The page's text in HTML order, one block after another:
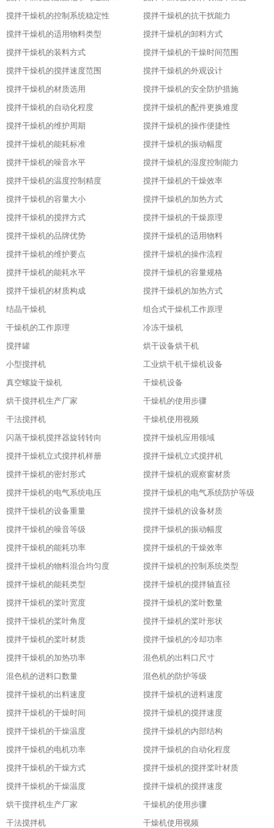
搅拌干燥机的控制系统稳定性
搅拌干燥机的抗干扰能力
搅拌干燥机的适用物料类型
搅拌干燥机的卸料方式
搅拌干燥机的装料方式
搅拌干燥机的干燥时间范围
搅拌干燥机的搅拌速度范围
搅拌干燥机的外观设计
搅拌干燥机的材质选用
搅拌干燥机的安全防护措施
搅拌干燥机的自动化程度
搅拌干燥机的配件更换难度
搅拌干燥机的维护周期
搅拌干燥机的操作便捷性
搅拌干燥机的能耗标准
搅拌干燥机的振动幅度
搅拌干燥机的噪音水平
搅拌干燥机的湿度控制能力
搅拌干燥机的温度控制精度
搅拌干燥机的干燥效率
搅拌干燥机的容量大小
搅拌干燥机的加热方式
搅拌干燥机的搅拌方式
搅拌干燥机的干燥原理
搅拌干燥机的品牌优势
搅拌干燥机的适用物料
搅拌干燥机的维护要点
搅拌干燥机的操作流程
搅拌干燥机的能耗水平
搅拌干燥机的容量规格
搅拌干燥机的材质构成
搅拌干燥机的加热方式
结晶干燥机
组合式干燥机工作原理
干燥机的工作原理
冷冻干燥机
搅拌罐
烘干设备烘干机
小型搅拌机
工业烘干机干燥机设备
真空螺旋干燥机
干燥机设备
烘干搅拌机生产厂家
干燥机的使用步骤
干法搅拌机
干燥机使用视频
闪蒸干燥机搅拌器旋转转向
搅拌干燥机应用领域
搅拌干燥机立式搅拌机样册
搅拌干燥机立式搅拌机
搅拌干燥机的密封形式
搅拌干燥机的观察窗材质
搅拌干燥机的电气系统电压
搅拌干燥机的电气系统防护等级
搅拌干燥机的设备重量
搅拌干燥机的设备材质
搅拌干燥机的噪音等级
搅拌干燥机的振动幅度
搅拌干燥机的能耗功率
搅拌干燥机的干燥效率
搅拌干燥机的物料混合均匀度
搅拌干燥机的控制系统类型
搅拌干燥机的能耗类型
搅拌干燥机的搅拌轴直径
搅拌干燥机的桨叶宽度
搅拌干燥机的桨叶数量
搅拌干燥机的桨叶角度
搅拌干燥机的桨叶形状
搅拌干燥机的桨叶材质
搅拌干燥机的冷却功率
搅拌干燥机的加热功率
混色机的出料口尺寸
混色机的进料口数量
混色机的防护等级
搅拌干燥机的出料速度
搅拌干燥机的进料速度
搅拌干燥机的干燥时间
搅拌干燥机的搅拌速度
搅拌干燥机的干燥温度
搅拌干燥机的内部结构
搅拌干燥机的电机功率
搅拌干燥机的自动化程度
搅拌干燥机的干燥方式
搅拌干燥机的搅拌桨叶材质
搅拌干燥机的干燥温度
搅拌干燥机的搅拌速度
烘干搅拌机生产厂家
干燥机的使用步骤
干法搅拌机
干燥机使用视频